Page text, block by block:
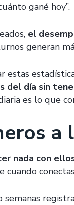
gané hoy”.
el
generan
estas
del día sin
es lo que
a
nada con
cuando